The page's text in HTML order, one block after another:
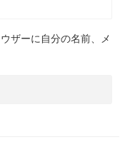
ザーに自分の名前、メ